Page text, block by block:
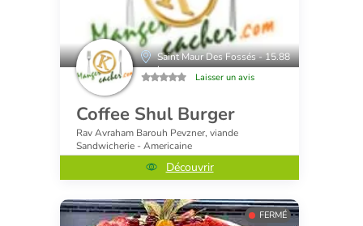
Saint Maur Des Fossés - 15.88
km
Laisser un avis
Coffee Shul Burger
Rav Avraham Barouh Pevzner, viande
Sandwicherie - Americaine
Découvrir
FERMÉ